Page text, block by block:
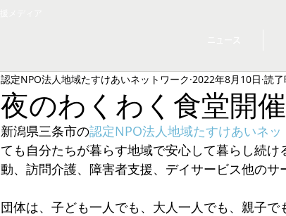
夜のわくわく食堂開催
認定NPO法人地域たすけあいネットワーク 2022年8月10日 読
新潟県三条市の認定NPO法人地域たすけあいネッ
ても自分たちが暮らす地域で安心して暮らし続
動、訪問介護、障害者支援、デイサービス他のサ
団体は、子ども一人でも、大人一人でも、親子